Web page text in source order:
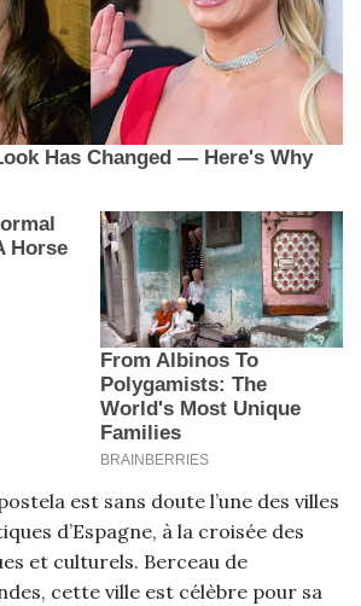
est sans doute l’une des villes
d’Espagne, à la croisée des
et culturels. Berceau de
cette ville est célèbre pour sa